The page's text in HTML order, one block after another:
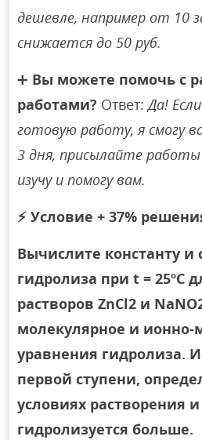
дешевле, например от 10
снижается до 50 руб.
➕ Вы можете помочь с
работами? Ответ:Да!
готовую работу, я смогу
3 дня, присылайте работы
изучу и помогу вам.
⚡ Условие + 37%
Вычислите константу и
гидролиза при t = 25ºC
растворов ZnCl2 и
молекулярное и ионно-
уравнения гидролиза.
первой ступени,
условиях растворения
гидролизуется больше.